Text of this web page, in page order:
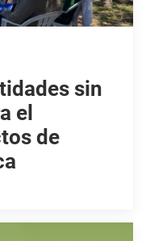
sin
el
de